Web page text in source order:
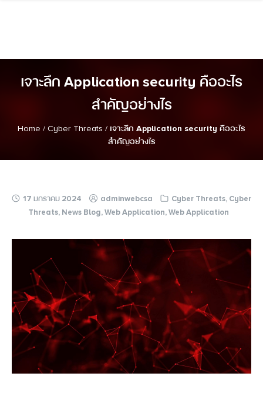
เจาะลึก Application security คืออะไร
สำคัญอย่างไร
Home / Cyber Threats / เจาะลึก Application security คืออะไร
สำคัญอย่างไร
17 มกราคม 2024 adminwebcsa Cyber Threats, Cyber
Threats, News Blog,Web Application,Web Application